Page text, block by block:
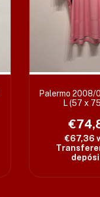
Palermo 2008/
L (57 x
€67,36